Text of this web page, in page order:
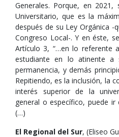
Generales. Porque, en
Universitario, que es la
después de su Ley Orgánica -
Congreso Local-. Y en éste,
Artículo 3, “…en lo referente
estudiante en lo atinente a
permanencia, y demás
Repitiendo, es la inclusión, la
interés superior de la
general o específico, puede
(…)
El Regional del Sur, (Eliseo